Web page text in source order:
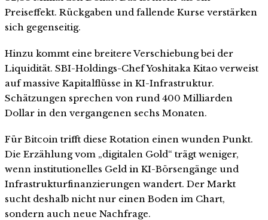
Preiseffekt. Rückgaben und fallende Kurse verstärken
sich gegenseitig.
Hinzu kommt eine breitere Verschiebung bei der
Liquidität. SBI-Holdings-Chef Yoshitaka Kitao verweist
auf massive Kapitalflüsse in KI-Infrastruktur.
Schätzungen sprechen von rund 400 Milliarden
Dollar in den vergangenen sechs Monaten.
Für Bitcoin trifft diese Rotation einen wunden Punkt.
Die Erzählung vom „digitalen Gold“ trägt weniger,
wenn institutionelles Geld in KI-Börsengänge und
Infrastrukturfinanzierungen wandert. Der Markt
sucht deshalb nicht nur einen Boden im Chart,
sondern auch neue Nachfrage.